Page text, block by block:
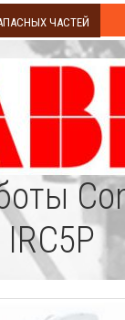
ЧАСТЕЙ
IRC5P